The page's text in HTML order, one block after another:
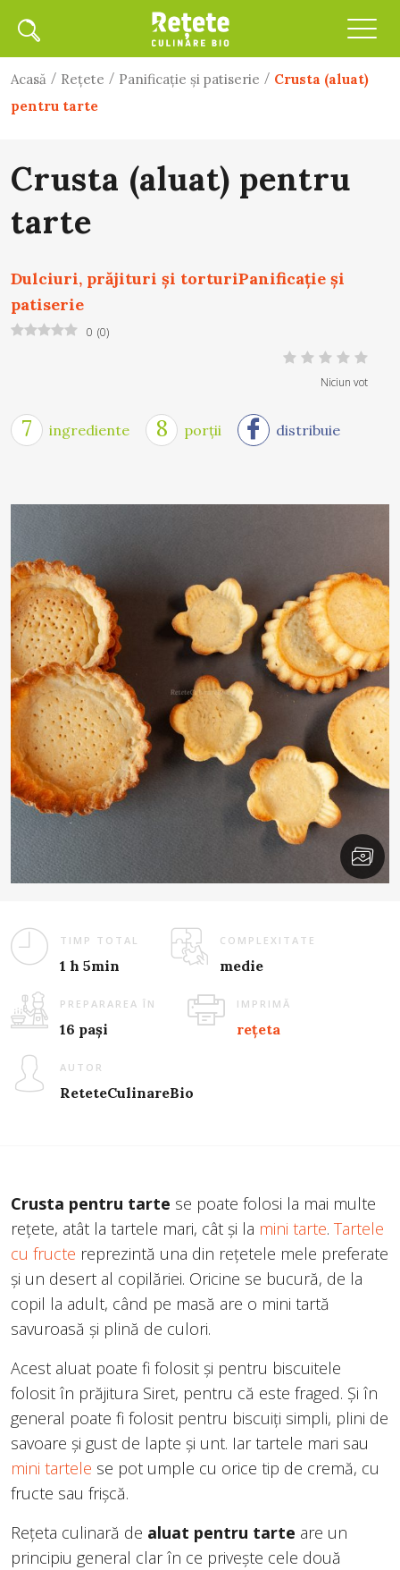
Acasă / Rețete / Panificaţie şi patiserie / Crusta (aluat)
pentru tarte
Crusta (aluat) pentru
tarte
Dulciuri, prăjituri și torturiPanificaţie şi
patiserie
0 (0)
Niciun vot
7 ingrediente 8 porții distribuie
TIMP TOTAL
1 h 5min
COMPLEXITATE
medie
PREPARAREA ÎN
16 pași
IMPRIMĂ
rețeta
AUTOR
ReteteCulinareBio
Crusta pentru tarte se poate folosi la mai multe
rețete, atât la tartele mari, cât și la mini tarte. Tartele
cu fructe reprezintă una din rețetele mele preferate
și un desert al copilăriei. Oricine se bucură, de la
copil la adult, când pe masă are o mini tartă
savuroasă și plină de culori.
Acest aluat poate fi folosit și pentru biscuitele
folosit în prăjitura Siret, pentru că este fraged. Și în
general poate fi folosit pentru biscuiți simpli, plini de
savoare și gust de lapte și unt. Iar tartele mari sau
mini tartele se pot umple cu orice tip de cremă, cu
fructe sau frișcă.
Rețeta culinară de aluat pentru tarte are un
principiu general clar în ce privește cele două